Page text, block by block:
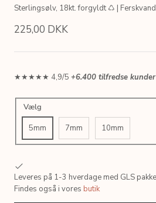
SIMPLE LINK
200,00 DKK
Sterlingsølv, 18kt. forgyldt ♺ |
225,00 DKK
★★★★★ 4,9/5 +6.400 tilfredse kunder
Vælg
5mm
7mm 10mm
Leveres på 1-3 hverdage med GLS
Findes også i vores butik